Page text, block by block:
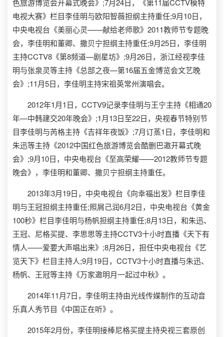
色旅游博览会开幕式晚会》;7月24日，《第11届CCTV模特
电视大赛》栏目李佳明与欧阳智薇担纲主持重任;9月10日，
中央电视台《美丽心灵——献给老师歌》2011教师节专题晚
会，李佳明和董卿、撒贝宁担纲主持重任;9月25日，李佳明
主持CCTV8《第8频道—剧星坊》;9月26日，浙江经视李佳
明与张泉灵等主持《总部之夜—第16届五金博览会文艺晚
会》;11月5日，李佳明主持宋祖英常州演唱会。
2012年1月1日，CCTV9记录李佳明与王宁主持《相通20
年—中韩建交20年晚会》;1月13日至22日，央视春节特别节
目李佳明与芮格主持《吉祥年夜饭》;7月订蒸1日，李佳明和
朱迅等主持《2012中国红色旅游博览会酷删巴邀开幕式晚
会》;9月10日，中央电视台《至高荣耀——2012教师节专题
晚会》，李佳明和董卿、撒贝宁担纲主持重任。
2013年3月19日，中央电视台《向幸福出发》栏目李佳
明与王冠担纲主持重任;照屑己润6月2日，中央电视台《黄金
100秒》栏目李佳明与杨帆担纲主持重任;8月13日，和朱迅、
王冠、尼格买提、李思思等主持CCTV3十小时直播《天下有
情人——爱要大声唱出来》;8月26日，担任中央电视台《艺
览天下》栏目主持人;9月19日，CCTV3十小时直播与朱迅、
杨帆、王冠等主持《万家邀明月一起过中秋》。
2014年11月7日，李佳明主持由光线传媒制作的互动音
乐真人秀节目《中国正在听》。
2015年2月份，李佳明接棒尼格买提主持央视三套原创